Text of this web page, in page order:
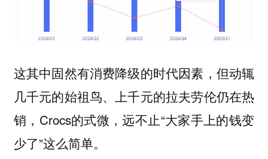
这其中固然有消费降级的时代因素，但动辄
几千元的始祖鸟、上千元的拉夫劳伦仍在热
销，Crocs的式微，远不止“大家手上的钱变
少了”这么简单。